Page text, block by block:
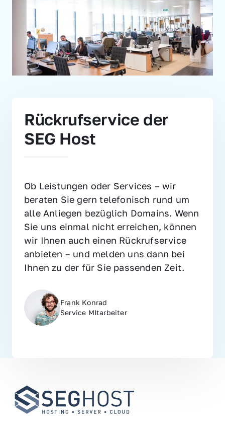
Rückrufservice der
SEG Host
Ob Leistungen oder Services – wir
beraten Sie gern telefonisch rund um
alle Anliegen bezüglich Domains. Wenn
Sie uns einmal nicht erreichen, können
wir Ihnen auch einen Rückrufservice
anbieten – und melden uns dann bei
Ihnen zu der für Sie passenden Zeit.
Frank Konrad
Service MItarbeiter